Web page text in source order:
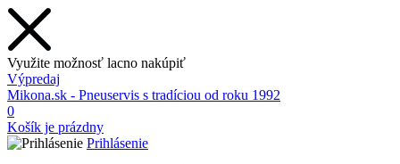
Využite možnosť lacno nakúpiť
Výpredaj
Mikona.sk - Pneuservis s tradíciou od roku 1992
0
Košík je prázdny
Prihlásenie